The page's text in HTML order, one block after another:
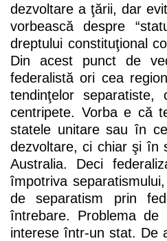
dezvoltare a ţării, dar
vorbească despre
dreptului constituţional
Din acest punct de
federalistă ori cea
tendinţelor separatiste,
centripete. Vorba e că
statele unitare sau în
dezvoltare, ci chiar şi în
Australia. Deci
împotriva
de separatism prin
întrebare. Problema
interese într-un stat. De